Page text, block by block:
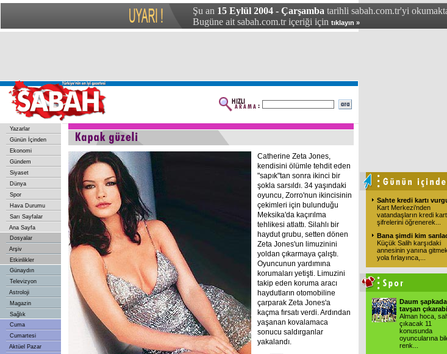
Şu an 15 Eylül 2004 - Çarşamba tarihli sabah.com.tr'yi
Bugüne ait sabah.com.tr içeriği için tıklayın »
Yazarlar
Günün İçinden
Ekonomi
Gündem
Siyaset
Dünya
Spor
Hava Durumu
Sarı Sayfalar
Ana Sayfa
Dosyalar
Arşiv
Etkinlikler
Günaydın
Televizyon
Astroloji
Magazin
Sağlık
Cuma
Cumartesi
Aktüel Pazar
Catherine Zeta Jones,
kendisini ölümle tehdit eden
"sapık"tan sonra ikinci bir
şokla sarsıldı. 34 yaşındaki
oyuncu, Zorro'nun ikincisinin
çekimleri için bulunduğu
Meksika'da kaçırılma
tehlikesi atlattı. Silahlı bir
haydut grubu, setten dönen
Zeta Jones'un limuzinini
yoldan çıkarmaya çalıştı.
Oyuncunun yardımına
korumaları yetişti. Limuzini
takip eden koruma aracı
haydutların otomobiline
çarparak Zeta Jones'a
kaçma fırsatı verdi. Ardından
yaşanan kovalamaca
sonucu saldırganlar
yakalandı.
Sahte kredi kartı
Kart Merkezi’nden
vatandaşların kredi
şifrelerini öğrenerek
Bana şimdi kim
Küçük Salih karşıdaki
annesinin yanına
yola fırlayınca,
Daum
tavşan
Alman hoca,
çıkacak 11
konusunda
oyuncularına
renk